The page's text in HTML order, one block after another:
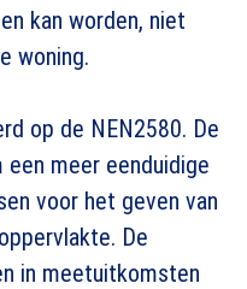
kan worden, niet
woning.
op de NEN2580. De
meer eenduidige
voor het geven van
De
in meetuitkomsten